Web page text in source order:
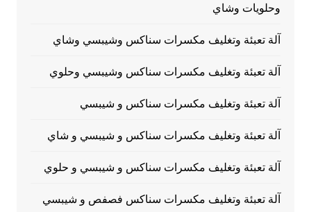
وحلويات وشاي
آلة تعبئة وتغليف مكسرات سناكس وشيبسي وشاي
آلة تعبئة وتغليف مكسرات سناكس وشيبسي وحلوي
آلة تعبئة وتغليف مكسرات سناكس و شيبسي
آلة تعبئة وتغليف مكسرات سناكس و شيبسي و شاي
آلة تعبئة وتغليف مكسرات سناكس و شيبسي و حلوي
آلة تعبئة وتغليف مكسرات سناكس فصفص و شيبسي